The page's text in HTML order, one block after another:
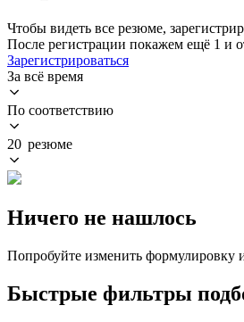
Чтобы видеть все резюме,
После регистрации покажем ещё 1 и
Зарегистрироваться
За всё время
По соответствию
20 резюме
Ничего не нашлось
Попробуйте изменить формулировку
Быстрые фильтры